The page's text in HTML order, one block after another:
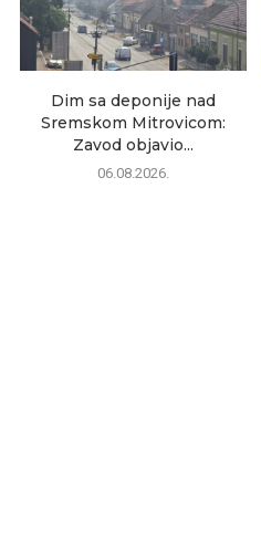
Dim sa deponije nad
Sremskom Mitrovicom:
Zavod objavio...
06.08.2026.